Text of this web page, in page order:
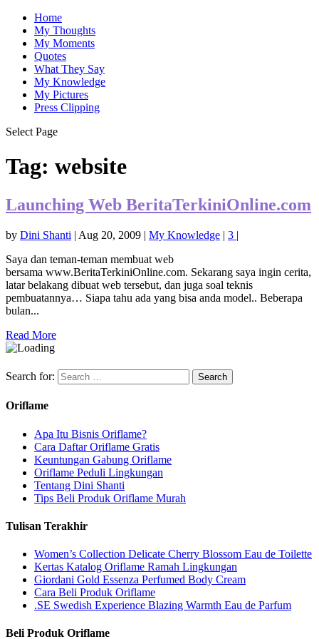
Home
My Thoughts
My Moments
Quotes
What They Say
My Knowledge
My Pictures
Press Clipping
Select Page
Tag: website
Launching Web BeritaTerkiniOnline.com
by Dini Shanti | Aug 20, 2009 | My Knowledge | 3 |
Saya dan teman-teman membuat web
bersama www.BeritaTerkiniOnline.com. Sekarang saya ingin cerita,
latar belakang dibuat web tersebut, dan juga soal teknis
pembuatannya… Siapa tahu ada yang bisa anda model.. Beberapa
bulan...
Read More
Search for:
Oriflame
Apa Itu Bisnis Oriflame?
Cara Daftar Oriflame Gratis
Keuntungan Gabung Oriflame
Oriflame Peduli Lingkungan
Tentang Dini Shanti
Tips Beli Produk Oriflame Murah
Tulisan Terakhir
Women’s Collection Delicate Cherry Blossom Eau de Toilette
Kertas Katalog Oriflame Ramah Lingkungan
Giordani Gold Essenza Perfumed Body Cream
Cara Beli Produk Oriflame
.SE Swedish Experience Blazing Warmth Eau de Parfum
Beli Produk Oriflame